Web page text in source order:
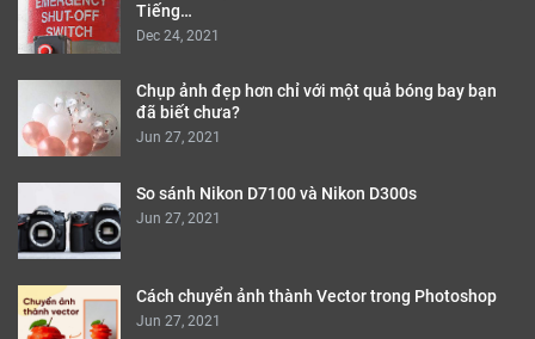
Tiếng…
Dec 24, 2021
Chụp ảnh đẹp hơn chỉ với một quả bóng bay bạn
đã biết chưa?
Jun 27, 2021
So sánh Nikon D7100 và Nikon D300s
Jun 27, 2021
Cách chuyển ảnh thành Vector trong Photoshop
Jun 27, 2021